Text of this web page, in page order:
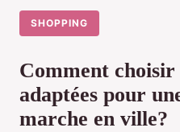
SHOPPING
Comment choisir
adaptées pour
marche en ville?